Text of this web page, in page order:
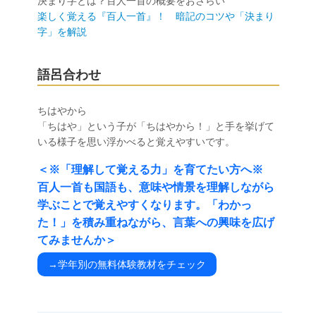
楽しく覚える『百人一首』！ 暗記のコツや「決まり
字」を解説
語呂合わせ
ちはやから
「ちはや」という子が「ちはやから！」と手を挙げて
いる様子を思い浮かべると覚えやすいです。
＜※「理解して覚える力」を育てたい方へ※
百人一首も国語も、意味や情景を理解しながら
学ぶことで覚えやすくなります。「わかっ
た！」を積み重ねながら、言葉への興味を広げ
てみませんか＞
→学年別の無料体験教材をチェック